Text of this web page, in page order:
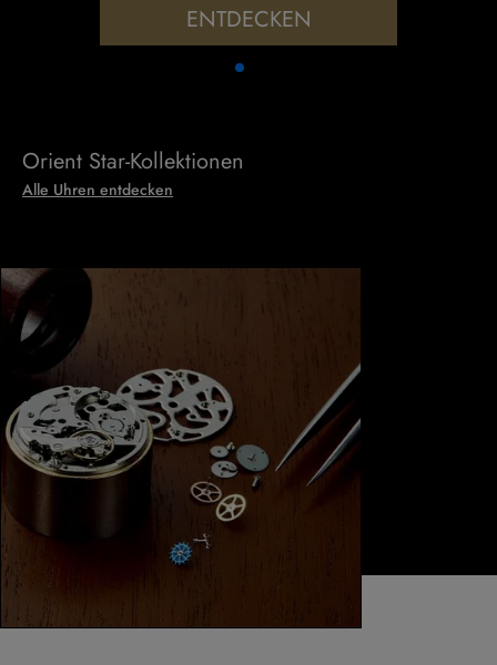
ENTDECKEN
Orient Star-Kollektionen
Alle Uhren entdecken